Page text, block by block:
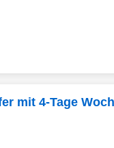
mit 4-Tage